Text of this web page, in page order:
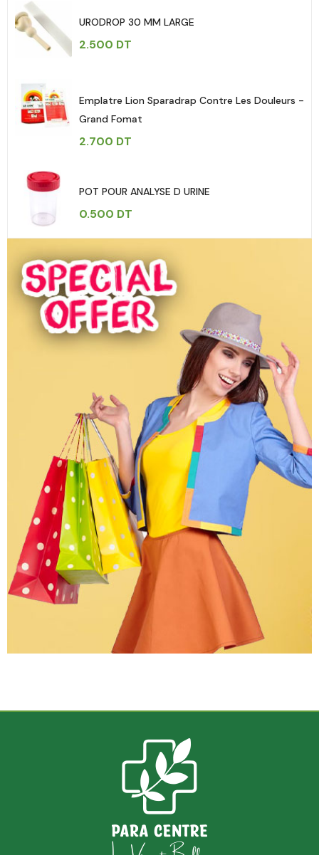
URODROP 30 MM LARGE
2.500 DT
Emplatre Lion Sparadrap Contre Les Douleurs -
Grand Fomat
2.700 DT
POT POUR ANALYSE D URINE
0.500 DT